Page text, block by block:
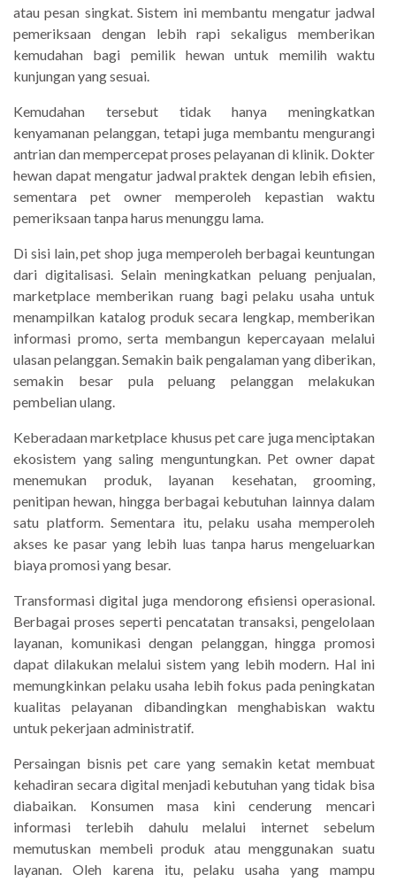
atau pesan singkat. Sistem ini membantu mengatur jadwal
pemeriksaan dengan lebih rapi sekaligus memberikan
kemudahan bagi pemilik hewan untuk memilih waktu
kunjungan yang sesuai.
Kemudahan tersebut tidak hanya meningkatkan
kenyamanan pelanggan, tetapi juga membantu mengurangi
antrian dan mempercepat proses pelayanan di klinik. Dokter
hewan dapat mengatur jadwal praktek dengan lebih efisien,
sementara pet owner memperoleh kepastian waktu
pemeriksaan tanpa harus menunggu lama.
Di sisi lain, pet shop juga memperoleh berbagai keuntungan
dari digitalisasi. Selain meningkatkan peluang penjualan,
marketplace memberikan ruang bagi pelaku usaha untuk
menampilkan katalog produk secara lengkap, memberikan
informasi promo, serta membangun kepercayaan melalui
ulasan pelanggan. Semakin baik pengalaman yang diberikan,
semakin besar pula peluang pelanggan melakukan
pembelian ulang.
Keberadaan marketplace khusus pet care juga menciptakan
ekosistem yang saling menguntungkan. Pet owner dapat
menemukan produk, layanan kesehatan, grooming,
penitipan hewan, hingga berbagai kebutuhan lainnya dalam
satu platform. Sementara itu, pelaku usaha memperoleh
akses ke pasar yang lebih luas tanpa harus mengeluarkan
biaya promosi yang besar.
Transformasi digital juga mendorong efisiensi operasional.
Berbagai proses seperti pencatatan transaksi, pengelolaan
layanan, komunikasi dengan pelanggan, hingga promosi
dapat dilakukan melalui sistem yang lebih modern. Hal ini
memungkinkan pelaku usaha lebih fokus pada peningkatan
kualitas pelayanan dibandingkan menghabiskan waktu
untuk pekerjaan administratif.
Persaingan bisnis pet care yang semakin ketat membuat
kehadiran secara digital menjadi kebutuhan yang tidak bisa
diabaikan. Konsumen masa kini cenderung mencari
informasi terlebih dahulu melalui internet sebelum
memutuskan membeli produk atau menggunakan suatu
layanan. Oleh karena itu, pelaku usaha yang mampu